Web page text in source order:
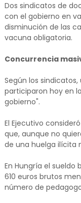
Dos sindicatos de
con el gobierno en
disminución de las
vacuna obligatoria.
Concurrencia
Según los
participaron hoy en
gobierno".
El Ejecutivo
que, aunque no
de una huelga ilícita
En Hungría el
610 euros brutos
número de